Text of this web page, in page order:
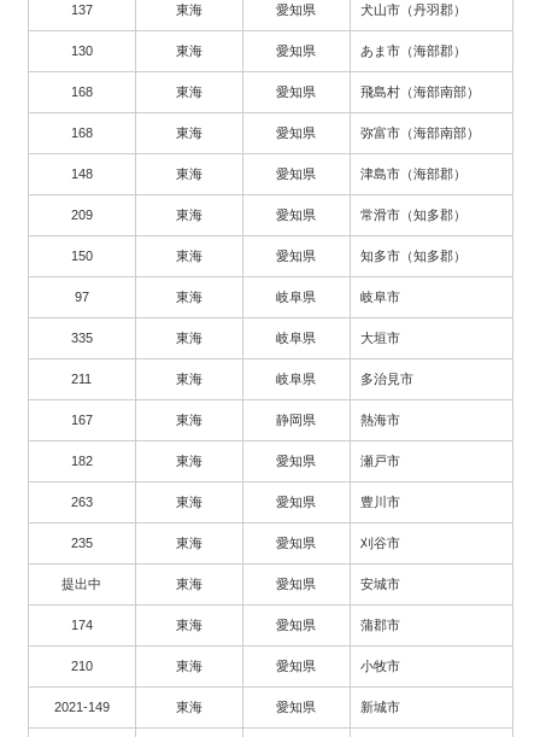
137 東海 愛知県 犬山市（丹羽郡）
130 東海 愛知県 あま市（海部郡）
168 東海 愛知県 飛島村（海部南部）
168 東海 愛知県 弥富市（海部南部）
148 東海 愛知県 津島市（海部郡）
209 東海 愛知県 常滑市（知多郡）
150 東海 愛知県 知多市（知多郡）
97 東海 岐阜県 岐阜市
335 東海 岐阜県 大垣市
211 東海 岐阜県 多治見市
167 東海 静岡県 熱海市
182 東海 愛知県 瀬戸市
263 東海 愛知県 豊川市
235 東海 愛知県 刈谷市
提出中 東海 愛知県 安城市
174 東海 愛知県 蒲郡市
210 東海 愛知県 小牧市
2021-149 東海 愛知県 新城市